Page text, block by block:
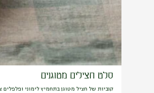
סלט חצילים מטוגנים
קוביות של חציל מטוגן בתחמיץ לימוני ופלפלים